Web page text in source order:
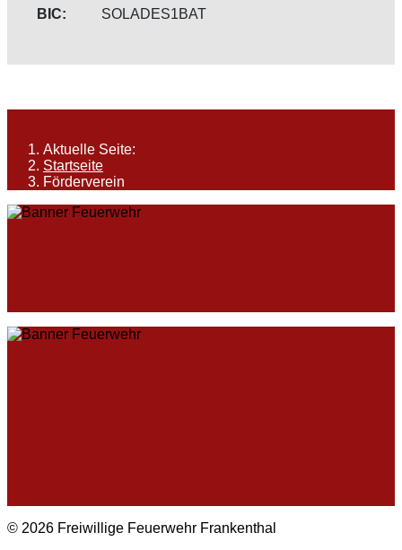
BIC: SOLADES1BAT
Aktuelle Seite:
Startseite
Förderverein
© 2026 Freiwillige Feuerwehr Frankenthal